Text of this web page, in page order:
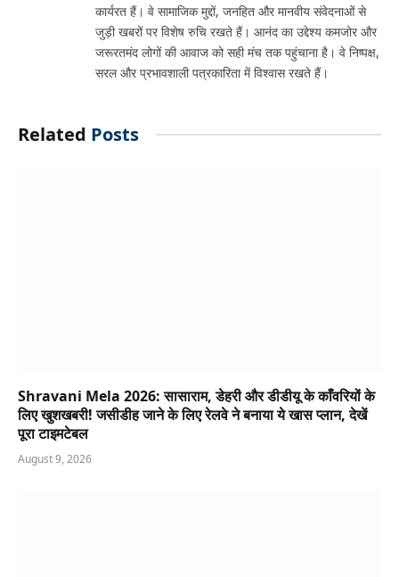
कार्यरत हैं। वे सामाजिक मुद्दों, जनहित और मानवीय संवेदनाओं से
जुड़ी खबरों पर विशेष रुचि रखते हैं। आनंद का उद्देश्य कमजोर और
जरूरतमंद लोगों की आवाज को सही मंच तक पहुंचाना है। वे निष्पक्ष,
सरल और प्रभावशाली पत्रकारिता में विश्वास रखते हैं।
Related Posts
Shravani Mela 2026: सासाराम, डेहरी और डीडीयू के काँवरियों के
लिए खुशखबरी! जसीडीह जाने के लिए रेलवे ने बनाया ये खास प्लान, देखें
पूरा टाइमटेबल
August 9, 2026